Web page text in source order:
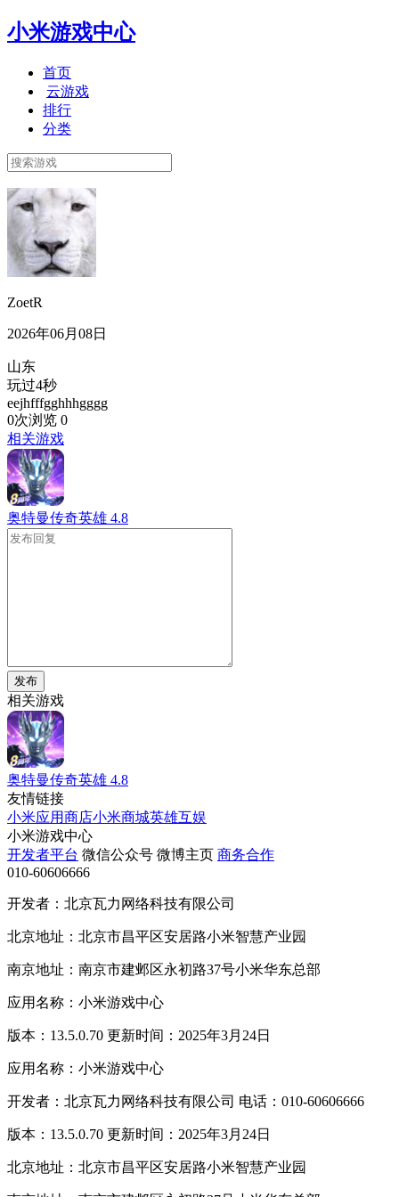
小米游戏中心
首页
云游戏
排行
分类
ZoetR
2026年06月08日
山东
玩过4秒
eejhfffgghhhgggg
0次浏览 0
相关游戏
奥特曼传奇英雄 4.8
发布
相关游戏
奥特曼传奇英雄 4.8
友情链接
小米应用商店小米商城英雄互娱
小米游戏中心
开发者平台 微信公众号 微博主页 商务合作
010-60606666
开发者：北京瓦力网络科技有限公司
北京地址：北京市昌平区安居路小米智慧产业园
南京地址：南京市建邺区永初路37号小米华东总部
应用名称：小米游戏中心
版本：13.5.0.70 更新时间：2025年3月24日
应用名称：小米游戏中心
开发者：北京瓦力网络科技有限公司 电话：010-60606666
版本：13.5.0.70 更新时间：2025年3月24日
北京地址：北京市昌平区安居路小米智慧产业园